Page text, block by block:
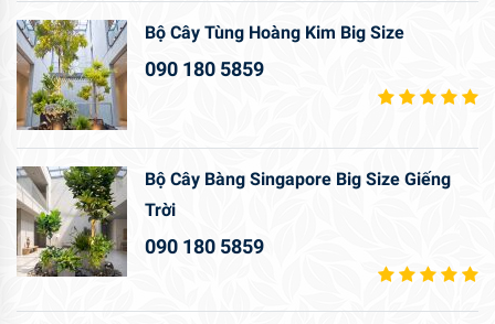
Bộ Cây Tùng Hoàng Kim Big Size
090 180 5859
Bộ Cây Bàng Singapore Big Size Giếng
Trời
090 180 5859